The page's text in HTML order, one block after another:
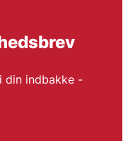
din indbakke -